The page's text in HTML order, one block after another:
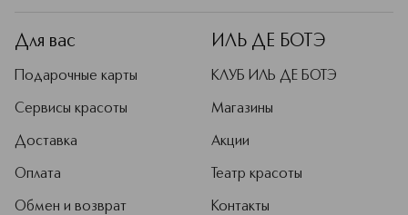
материалов, из которых
производятся товары бренда, также
переработанный полиэстер,
органический хлопок, полиэстер с
угольной пропиткой.
Для вас
Подарочные карты
Сервисы красоты
Доставка
Оплата
Обмен и возврат
ИЛЬ ДЕ БОТЭ
КЛУБ ИЛЬ ДЕ БОТЭ
Магазины
Акции
Театр красоты
Контакты